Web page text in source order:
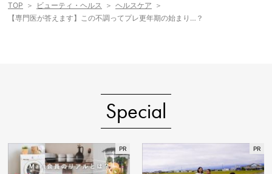
TOP ビューティ・ヘルス
ヘルスケア
【専門医が答えます】この不調ってプレ更年期の始まり…？
Special